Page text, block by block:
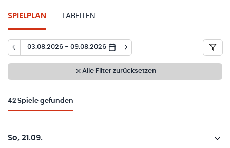
SPIELPLAN TABELLEN
03.08.2026 - 09.08.2026
Alle Filter zurücksetzen
42 Spiele gefunden
So, 21.09.